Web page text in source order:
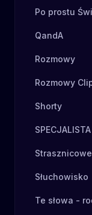
Po prostu
QandA
Rozmowy
Rozmowy
Shorty
Słuchowisko
Te słowa -